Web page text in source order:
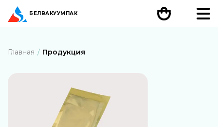
БЕЛВАКУУМПАК
Главная Продукция